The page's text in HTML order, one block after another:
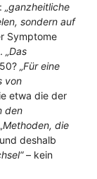
„ganzheitliche
sondern auf
Symptome
„Das
„Für eine
von
etwa die der
den
„Methoden, die
deshalb
– kein